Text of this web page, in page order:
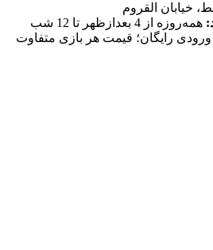
خیابان القروم
همه‌روزه از 4 بعدازظهر تا 12 شب
ورودی رایگان؛ قیمت هر بازی متفاوت